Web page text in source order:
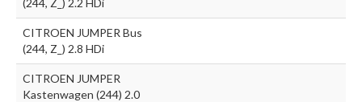
CITROEN JUMPER Bus
(244, Z_) 2.8 HDi
CITROEN JUMPER
Kastenwagen (244) 2.0